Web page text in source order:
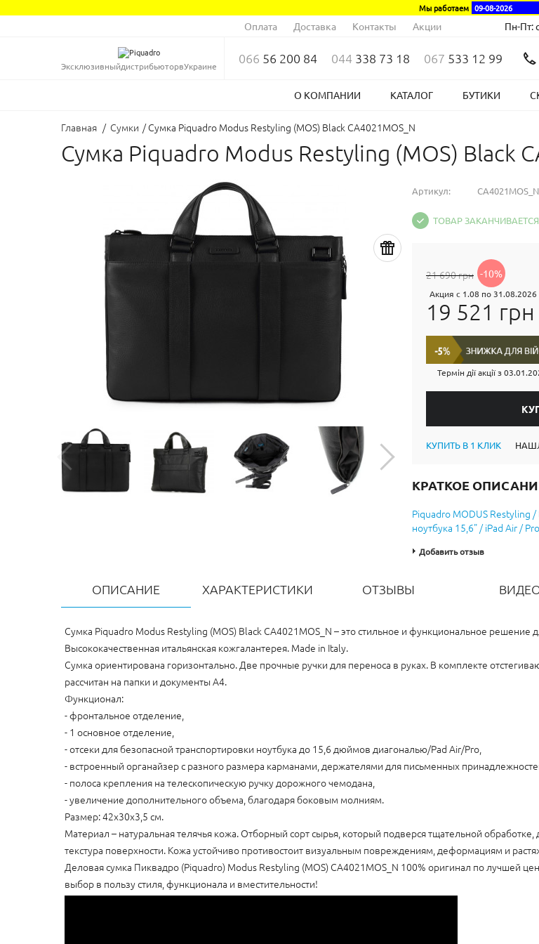
Мы работаем 09-08-2026
Оплата Доставка Контакты Акции Пн-Пт:
ЭксклюзивныйдистрибьюторвУкраине 066 56 200 84 044 338 73 18 067 533 12 99
О КОМПАНИИ КАТАЛОГ БУТИКИ
Главная / Сумки / Сумка Piquadro Modus Restyling (MOS) Black CA4021MOS_N
Сумка Piquadro Modus Restyling (MOS) Black
Артикул: CA4021MOS_N
ТОВАР ЗАКАНЧИВАЕТСЯ
21 690 грн -10%
Акция с 1.08 по 31.08.2026
19 521 грн
Термін дії акції з
КУПИТЬ В 1 КЛИК
КРАТКОЕ
Piquadro MODUS Restyling
ноутбука 15,6" / iPad Air /
Добавить отзыв
ОПИСАНИЕ ХАРАКТЕРИСТИКИ ОТЗЫВЫ
Сумка Piquadro Modus Restyling (MOS) Black CA4021MOS_N – это стильное и функциональное
Высококачественная итальянская кожгалантерея. Made in Italy.
Сумка ориентирована горизонтально. Две прочные ручки для переноса в руках. В комплекте
рассчитан на папки и документы А4.
Функционал:
- фронтальное отделение,
- 1 основное отделение,
- отсеки для безопасной транспортировки ноутбука до 15,6 дюймов диагональю/Pad Air/Pro,
- встроенный органайзер с разного размера карманами, держателями для письменных
- полоса крепления на телескопическую ручку дорожного чемодана,
- увеличение дополнительного объема, благодаря боковым молниям.
Размер: 42x30x3,5 см.
Материал – натуральная телячья кожа. Отборный сорт сырья, который подверся тщательной
текстура поверхности. Кожа устойчиво противостоит визуальным повреждениям, деформациям и
Деловая сумка Пиквадро (Piquadro) Modus Restyling (MOS) CA4021MOS_N 100% оригинал по лучшей
выбор в пользу стиля, функционала и вместительности!